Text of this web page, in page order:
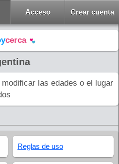
Acceso Crear cuenta
cerca
las edades o el lugar
Reglas de uso